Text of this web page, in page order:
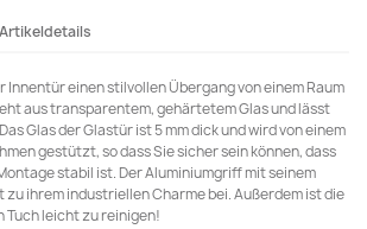
Artikeldetails
Innentür einen stilvollen Übergang von einem Raum
aus transparentem, gehärtetem Glas und lässt
Glas der Glastür ist 5 mm dick und wird von einem
gestützt, so dass Sie sicher sein können, dass
stabil ist. Der Aluminiumgriff mit seinem
ihrem industriellen Charme bei. Außerdem ist die
Tuch leicht zu reinigen!